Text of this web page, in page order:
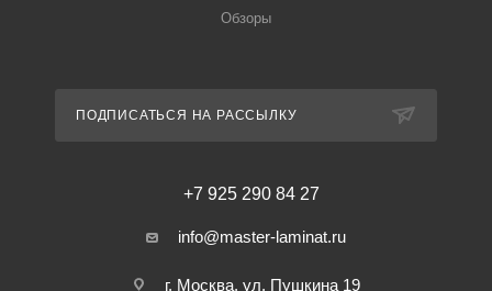
Обзоры
ПОДПИСАТЬСЯ НА РАССЫЛКУ
+7 925 290 84 27
info@master-laminat.ru
г. Москва, ул. Пушкина 19